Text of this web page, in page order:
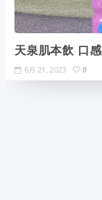
天泉肌本飲 口感
6月 21, 2023 0